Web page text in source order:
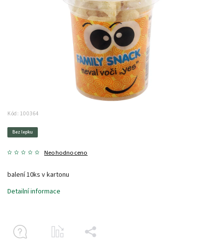
Kód: 100364
Bez lepku
Neohodnoceno
balení 10ks v kartonu
Detailní informace